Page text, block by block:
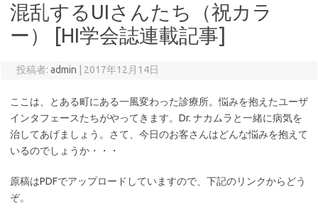
混乱するUIさんたち（祝カラ
ー） [HI学会誌連載記事]
投稿者: admin 2017年12月14日
ここは、とある町にある一風変わった診療所。悩みを抱えたユーザ
インタフェースたちがやってきます。Dr. ナカムラと一緒に病気を
治してあげましょう。さて、今日のお客さんはどんな悩みを抱えて
いるのでしょうか・・・
原稿はPDFでアップロードしていますので、下記のリンクからどう
ぞ。